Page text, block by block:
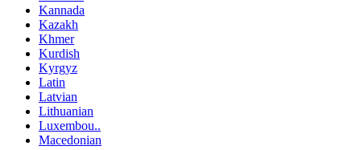
Kannada
Kazakh
Khmer
Kurdish
Kyrgyz
Latin
Latvian
Lithuanian
Luxembou..
Macedonian